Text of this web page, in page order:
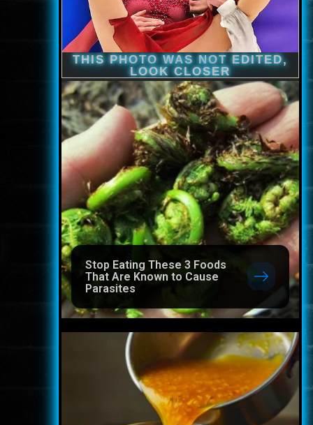
Stop Eating These 3 Foods
That Are Known to Cause
Parasites